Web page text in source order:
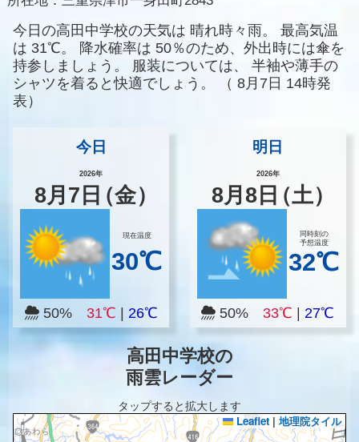
今日の高田中学校の天気は 晴れ時々雨。
最高気温
は 31℃。 降水確率は 50％のため、外出時には傘を
持参しましょう。
服装については、
半袖や薄手の
シャツを着ると快適でしょう。
（ 8月7日 14時発
表）
今日
2026年
8月 7 日（金）
現在温度
30℃
50% 31℃ 26℃
明日
2026年
8月8 日（土）
同時刻の
予想温度
32℃
50% 33℃ |27℃
高田中学校の
雨雲レーダー
タップすると拡大します
Leaflet | 地理院タイル